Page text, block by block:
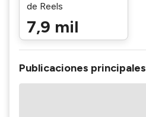
de Reels
7,9 mil
Publicaciones principales